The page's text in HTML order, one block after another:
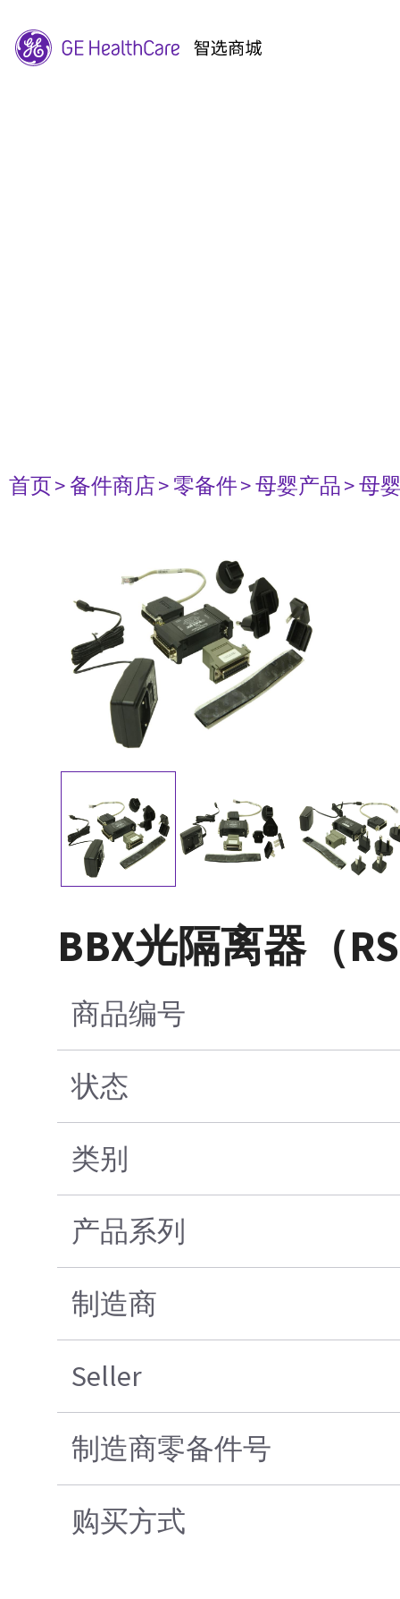
首页> 备件商店> 零备件> 母婴产品> 母
BBX光隔离器（
商品编号
状态
类别
产品系列
制造商
Seller
制造商零备件号
购买方式